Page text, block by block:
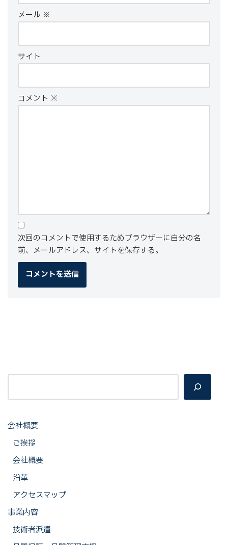
メール ※
サイト
コメント ※
次回のコメントで使用するためブラウザーに自分の名
前、メールアドレス、サイトを保存する。
会社概要
ご挨拶
会社概要
沿革
アクセスマップ
事業内容
技術者派遣